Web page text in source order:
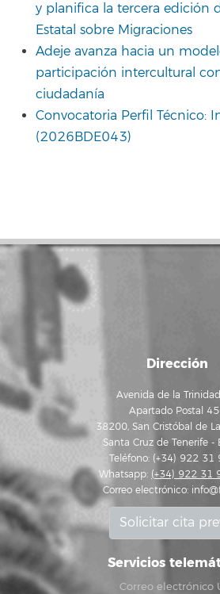
y planifica la tercera edición
Estatal sobre Migraciones
Adeje avanza hacia un
participación intercultural
ciudadanía
Convocatoria Perfil Técnico:
(2026BDE043)
Dirección
Avenida de la
Apartado Postal
38200, San Cristóbal de
Santa Cruz de Tenerife -
Teléfono: (+34) 922 31
Whatsapp: (+34) 922 31
Correo electrónico:
Solicitar cita
Servicios
Correo electrónico